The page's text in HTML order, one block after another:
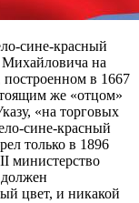
сине-красный
Михайловича на
в 1667
же «отцом»
«на торговых
сине-красный
только в 1896
министерство
цвет, и никакой